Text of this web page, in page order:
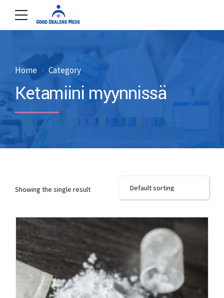
Home Category
Ketamiini myynnissä
Showing the single result